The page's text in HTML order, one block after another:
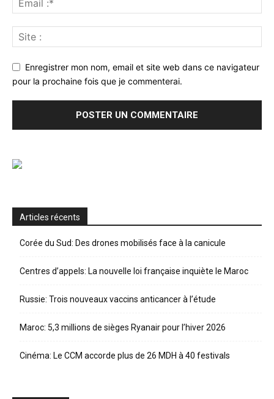
Enregistrer mon nom, email et site web dans ce navigateur
pour la prochaine fois que je commenterai.
Articles récents
Corée du Sud: Des drones mobilisés face à la canicule
Centres d’appels: La nouvelle loi française inquiète le Maroc
Russie: Trois nouveaux vaccins anticancer à l’étude
Maroc: 5,3 millions de sièges Ryanair pour l’hiver 2026
Cinéma: Le CCM accorde plus de 26 MDH à 40 festivals